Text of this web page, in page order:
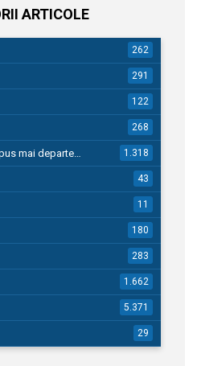
ARTICOLE
262
291
122
268
mai departe… 1.318
43
11
180
283
1.662
5.371
29